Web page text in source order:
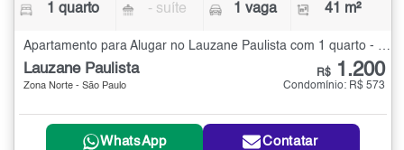
1 quarto - suíte 1 vaga 41 m²
Lauzane Paulista
Zona Norte - São Paulo
R$ 1.200
Condomínio: R$ 573
WhatsApp Contatar